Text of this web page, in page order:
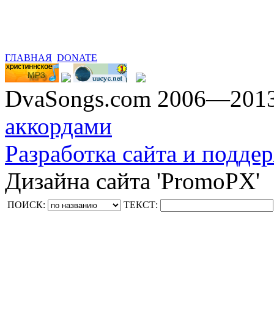
ГЛАВНАЯ DONATE
DvaSongs.com
аккордами
Разработка сайта и
Дизайна сайта 'PromoPX'
ПОИСК: ТЕКСТ: